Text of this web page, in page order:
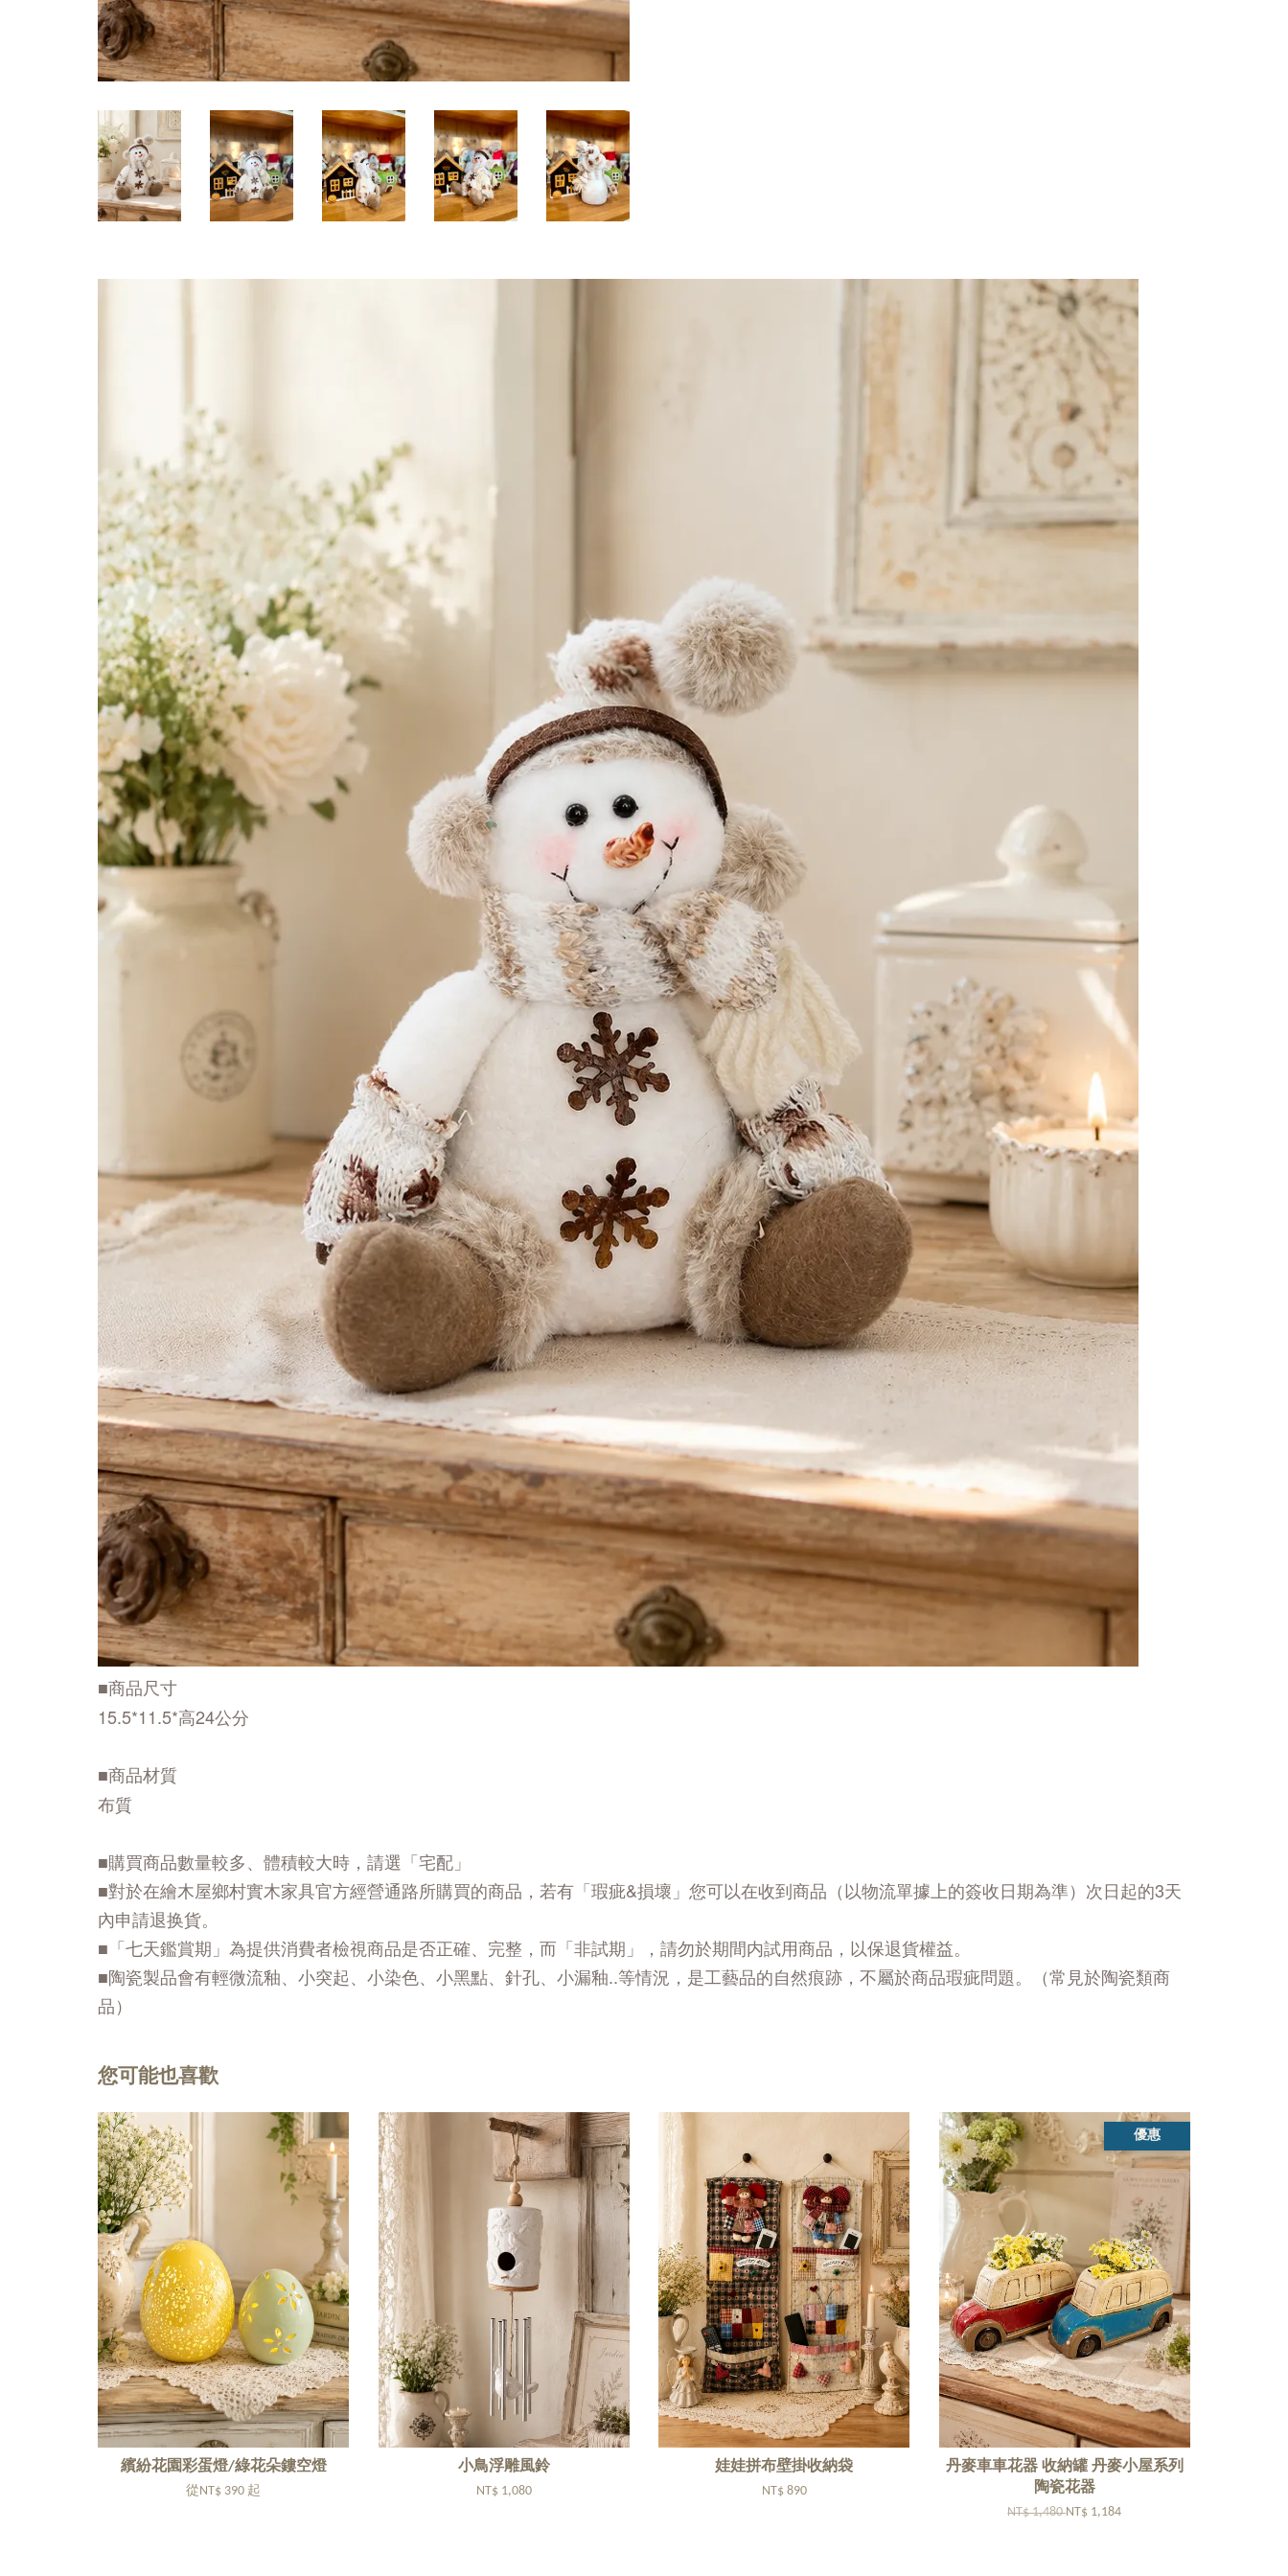
■商品尺寸
15.5*11.5*高24公分
■商品材質
布質
■購買商品數量較多、體積較大時，請選「宅配」
■對於在繪木屋鄉村實木家具官方經營通路所購買的商品，若有「瑕疵&損壞」您可以在收到商品（以物流單據上的簽收日期為準）次日起的3天
內申請退换貨。
■「七天鑑賞期」為提供消費者檢視商品是否正確、完整，而「非試期」，請勿於期間内試用商品，以保退貨權益。
■陶瓷製品會有輕微流釉、小突起、小染色、小黑點、針孔、小漏釉..等情況，是工藝品的自然痕跡，不屬於商品瑕疵問題。（常見於陶瓷類商
品）
您可能也喜歡
繽紛花園彩蛋燈/綠花朵鏤空燈
從 NT$ 390 起
小鳥浮雕風鈴
NT$ 1,080
娃娃拼布壁掛收納袋
NT$ 890
優惠
丹麥車車花器 收納罐 丹麥小屋系列
陶瓷花器
NT$ 1,480NT$ 1,184